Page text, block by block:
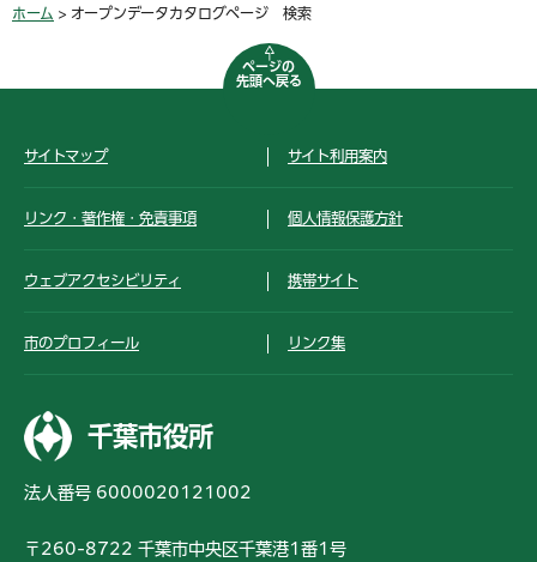
ホーム > オープンデータカタログページ 検索
ページの
先頭へ戻る
サイトマップ サイト利用案内
リンク・著作権・免責事項 個人情報保護方針
ウェブアクセシビリティ 携帯サイト
市のプロフィール リンク集
千葉市役所
法人番号 6000020121002
〒260-8722 千葉市中央区千葉港1番1号